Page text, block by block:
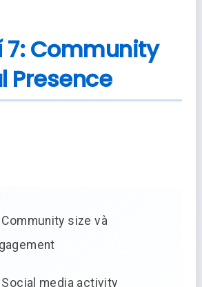
7: Community
Presence
Community size và
Social media activity